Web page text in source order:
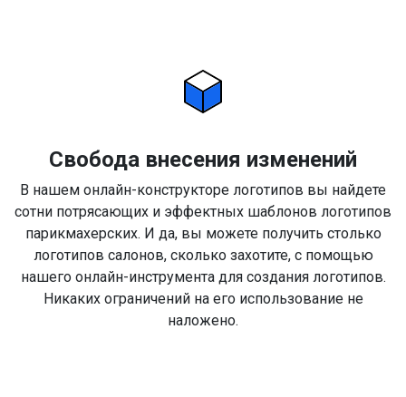
Свобода внесения изменений
В нашем онлайн-конструкторе логотипов вы найдете
сотни потрясающих и эффектных шаблонов логотипов
парикмахерских. И да, вы можете получить столько
логотипов салонов, сколько захотите, с помощью
нашего онлайн-инструмента для создания логотипов.
Никаких ограничений на его использование не
наложено.